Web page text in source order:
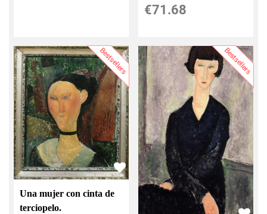
€71.68
Bestsellers
Una mujer con cinta de
terciopelo.
Bestsellers